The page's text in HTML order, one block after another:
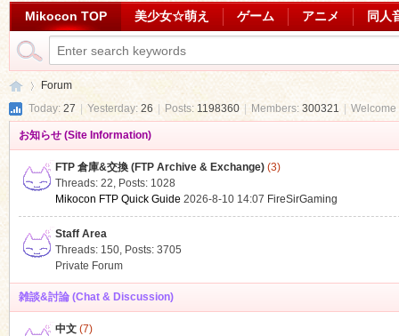
Mikocon TOP 美少女☆萌え ゲーム アニメ 同人
Forum
Today: 27 Yesterday: 26 Posts: 1198360 Members: 300321
お知らせ (Site Information)
FTP 倉庫&交換 (FTP Archive & Exchange)(3)
Threads: 22, Posts: 1028
Mikocon FTP Quick Guide 2026-8-10 14:07 FireSirGaming
Staff Area
Threads: 150, Posts: 3705
Private Forum
雑談&討論 (Chat & Discussion)
中文(7)